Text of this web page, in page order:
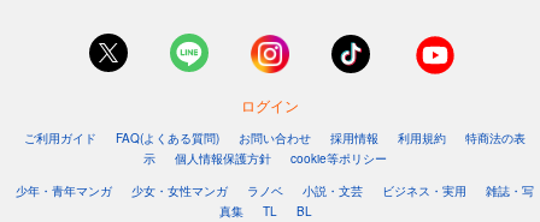
ログイン
ご利用ガイド FAQ(よくある質問) お問い合わせ 採用情報 利用規約
特商法の表
示
個人情報保護方針
cookie等ポリシー
少年・青年マンガ
少女・女性マンガ ラノベ 小説・文芸 ビジネス・実用
雑誌・写
真集
TL BL